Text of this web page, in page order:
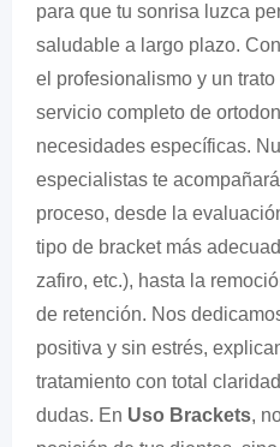
para que tu sonrisa luzca
saludable a largo plazo.
el profesionalismo y un
servicio completo de
necesidades específicas.
especialistas te
proceso, desde la
tipo de bracket más
zafiro, etc.), hasta la
de retención. Nos
positiva y sin estrés,
tratamiento con total
dudas. En Uso Brackets,